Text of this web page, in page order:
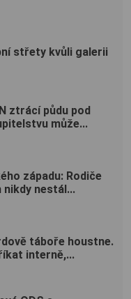
střety kvůli galerii
ztrácí půdu pod
může...
západu: Rodiče
nikdy nestál...
táboře houstne.
interně,...